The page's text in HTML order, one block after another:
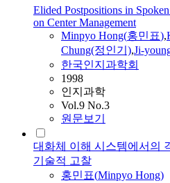
Elided Postpositions in
on Center Management
Minpyo Hong(홍민표),
Chung(정인기),Ji-
한국인지과학회
1998
인지과학
Vol.9 No.3
원문보기
대화체 이해 시스템에서의
기술적 고찰
홍민표(Minpyo Hong)